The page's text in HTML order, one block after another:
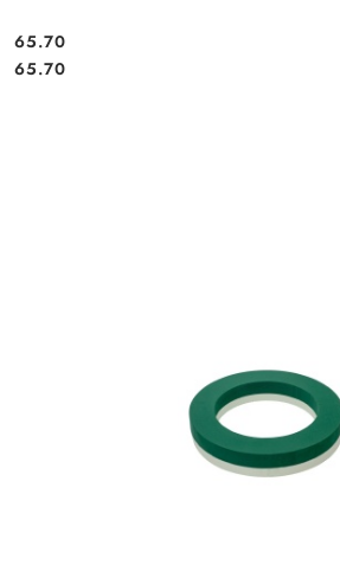
Cena:
65.70
Cena:
65.70